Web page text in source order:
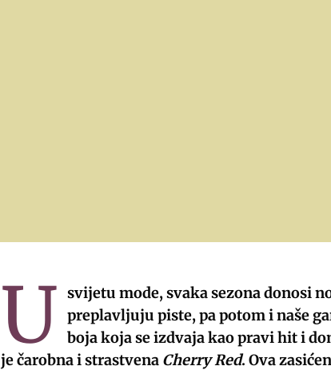
U svijetu mode, svaka sezona donosi
preplavljuju piste, pa potom i naše
boja koja se izdvaja kao pravi hit i
je čarobna i strastvena Cherry Red. Ova